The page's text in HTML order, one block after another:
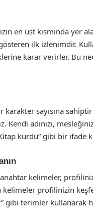
en üst kısmında yer
gösteren ilk izlenimdir.
karar verirler. Bu
karakter sayısına
Kendi adınızı,
kurdu” gibi bir ifade
anahtar kelimeler,
profilinizin
gibi terimler kullanarak